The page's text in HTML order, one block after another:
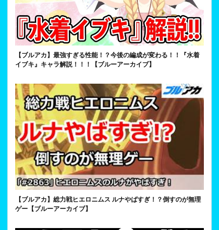
【ブルアカ】最強すぎる性能！？今後の編成が変わる！！『水着
イブキ』キャラ解説！！！【ブルーアーカイブ】
【ブルアカ】総力戦ヒエロニムス ルナやばすぎ！？倒すのが無理
ゲー【ブルーアーカイブ】